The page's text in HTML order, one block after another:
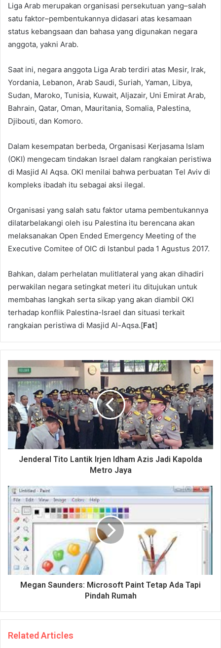
Liga Arab merupakan organisasi persekutuan yang–salah
satu faktor–pembentukannya didasari atas kesamaan
status kebangsaan dan bahasa yang digunakan negara
anggota, yakni Arab.
Saat ini, negara anggota Liga Arab terdiri atas Mesir, Irak,
Yordania, Lebanon, Arab Saudi, Suriah, Yaman, Libya,
Sudan, Maroko, Tunisia, Kuwait, Aljazair, Uni Emirat Arab,
Bahrain, Qatar, Oman, Mauritania, Somalia, Palestina,
Djibouti, dan Komoro.
Dalam kesempatan berbeda, Organisasi Kerjasama Islam
(OKI) mengecam tindakan Israel dalam rangkaian peristiwa
di Masjid Al Aqsa. OKI menilai bahwa perbuatan Tel Aviv di
kompleks ibadah itu sebagai aksi ilegal.
Organisasi yang salah satu faktor utama pembentukannya
dilatarbelakangi oleh isu Palestina itu berencana akan
melaksanakan Open Ended Emergency Meeting of the
Executive Comitee of OIC di Istanbul pada 1 Agustus 2017.
Bahkan, dalam perhelatan mulitlateral yang akan dihadiri
perwakilan negara setingkat meteri itu ditujukan untuk
membahas langkah serta sikap yang akan diambil OKI
terhadap konflik Palestina-Israel dan situasi terkait
rangkaian peristiwa di Masjid Al-Aqsa.[Fat]
Jenderal Tito Lantik Irjen Idham Azis Jadi Kapolda
Metro Jaya
Megan Saunders: Microsoft Paint Tetap Ada Tapi
Pindah Rumah
Related Articles